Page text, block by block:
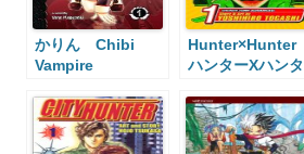
かりん Chibi
Vampire
Hunter×Hunter
ハンターXハンタ